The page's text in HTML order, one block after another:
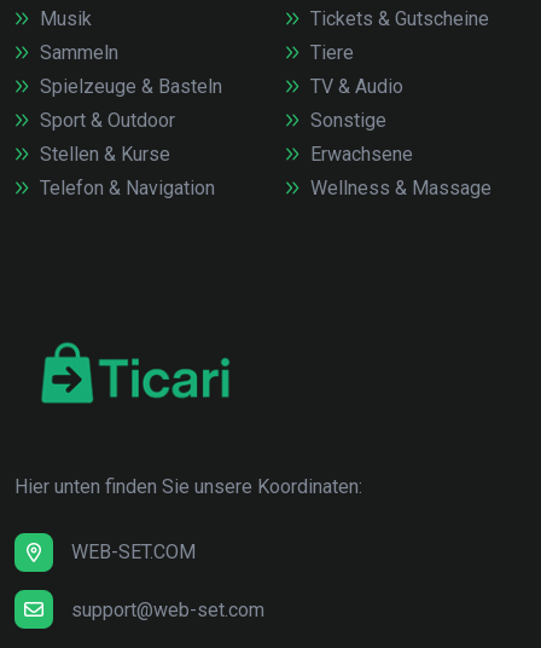
Musik
Sammeln
Spielzeuge & Basteln
Sport & Outdoor
Stellen & Kurse
Telefon & Navigation
Tickets & Gutscheine
Tiere
TV & Audio
Sonstige
Erwachsene
Wellness & Massage
Hier unten finden Sie unsere Koordinaten:
WEB-SET.COM
support@web-set.com